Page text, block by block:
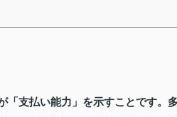
「支払い能力」を示すことです。